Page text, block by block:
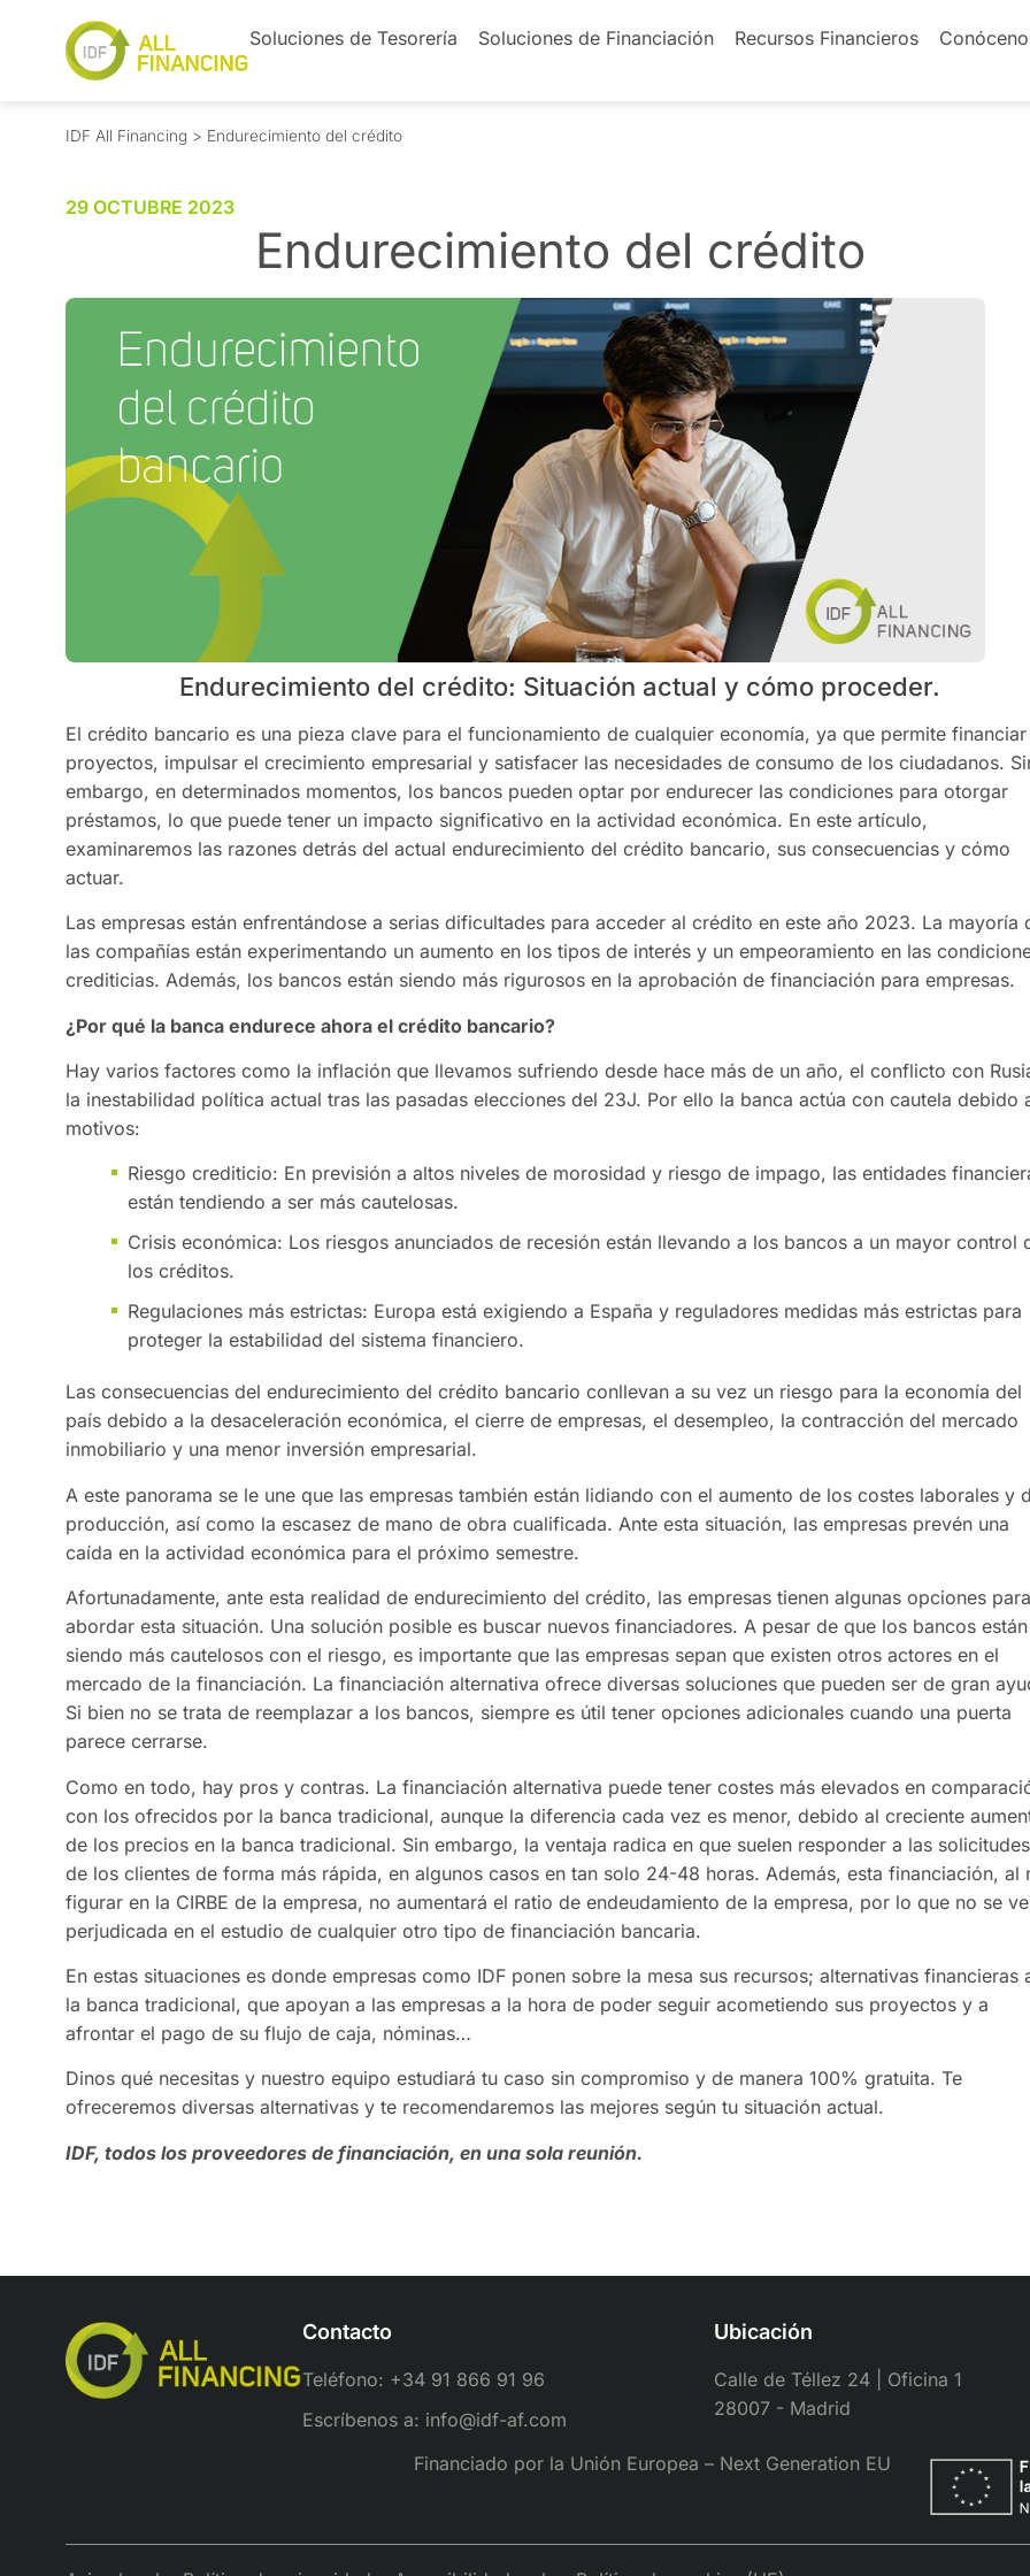
Soluciones de Tesorería Soluciones de Financiación Recursos Financieros
IDF All Financing > Endurecimiento del crédito
29 OCTUBRE 2023
Endurecimiento del crédito
Endurecimiento del crédito: Situación actual y cómo proceder.
El crédito bancario es una pieza clave para el funcionamiento de cualquier economía, ya que permite financiar
proyectos, impulsar el crecimiento empresarial y satisfacer las necesidades de consumo de los ciudadanos.
embargo, en determinados momentos, los bancos pueden optar por endurecer las condiciones para otorgar
préstamos, lo que puede tener un impacto significativo en la actividad económica. En este artículo,
examinaremos las razones detrás del actual endurecimiento del crédito bancario, sus consecuencias y cómo
actuar.
Las empresas están enfrentándose a serias dificultades para acceder al crédito en este año 2023. La mayoría
las compañías están experimentando un aumento en los tipos de interés y un empeoramiento en las
crediticias. Además, los bancos están siendo más rigurosos en la aprobación de financiación para empresas.
¿Por qué la banca endurece ahora el crédito bancario?
Hay varios factores como la inflación que llevamos sufriendo desde hace más de un año, el conflicto con
la inestabilidad política actual tras las pasadas elecciones del 23J. Por ello la banca actúa con cautela debido
motivos:
Riesgo crediticio: En previsión a altos niveles de morosidad y riesgo de impago, las entidades
están tendiendo a ser más cautelosas.
Crisis económica: Los riesgos anunciados de recesión están llevando a los bancos a un mayor control
los créditos.
Regulaciones más estrictas: Europa está exigiendo a España y reguladores medidas más estrictas para
proteger la estabilidad del sistema financiero.
Las consecuencias del endurecimiento del crédito bancario conllevan a su vez un riesgo para la economía del
país debido a la desaceleración económica, el cierre de empresas, el desempleo, la contracción del mercado
inmobiliario y una menor inversión empresarial.
A este panorama se le une que las empresas también están lidiando con el aumento de los costes laborales y
producción, así como la escasez de mano de obra cualificada. Ante esta situación, las empresas prevén una
caída en la actividad económica para el próximo semestre.
Afortunadamente, ante esta realidad de endurecimiento del crédito, las empresas tienen algunas opciones para
abordar esta situación. Una solución posible es buscar nuevos financiadores. A pesar de que los bancos están
siendo más cautelosos con el riesgo, es importante que las empresas sepan que existen otros actores en el
mercado de la financiación. La financiación alternativa ofrece diversas soluciones que pueden ser de gran
Si bien no se trata de reemplazar a los bancos, siempre es útil tener opciones adicionales cuando una puerta
parece cerrarse.
Como en todo, hay pros y contras. La financiación alternativa puede tener costes más elevados en
con los ofrecidos por la banca tradicional, aunque la diferencia cada vez es menor, debido al creciente
de los precios en la banca tradicional. Sin embargo, la ventaja radica en que suelen responder a las solicitudes
de los clientes de forma más rápida, en algunos casos en tan solo 24-48 horas. Además, esta financiación, al
figurar en la CIRBE de la empresa, no aumentará el ratio de endeudamiento de la empresa, por lo que no se
perjudicada en el estudio de cualquier otro tipo de financiación bancaria.
En estas situaciones es donde empresas como IDF ponen sobre la mesa sus recursos; alternativas financieras
la banca tradicional, que apoyan a las empresas a la hora de poder seguir acometiendo sus proyectos y a
afrontar el pago de su flujo de caja, nóminas…
Dinos qué necesitas y nuestro equipo estudiará tu caso sin compromiso y de manera 100% gratuita. Te
ofreceremos diversas alternativas y te recomendaremos las mejores según tu situación actual.
IDF, todos los proveedores de financiación, en una sola reunión.
Contacto
Teléfono: +34 91 866 91 96
Escríbenos a: info@idf-af.com
Ubicación
Calle de Téllez 24 | Oficina 1
28007 - Madrid
Financiado por la Unión Europea – Next Generation EU